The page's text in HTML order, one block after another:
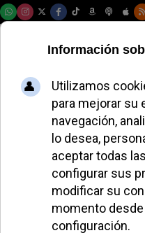
el Día
medio
nacional